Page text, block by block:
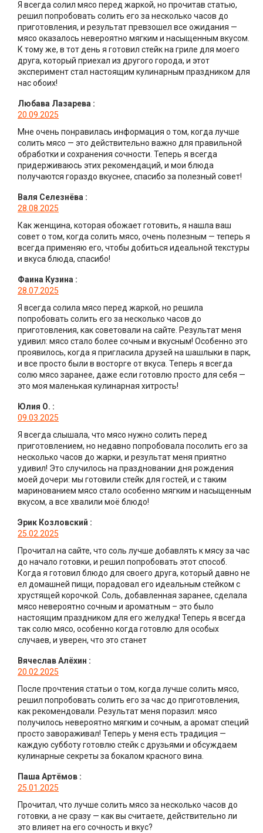
Я всегда солил мясо перед жаркой, но прочитав статью,
решил попробовать солить его за несколько часов до
приготовления, и результат превзошел все ожидания —
мясо оказалось невероятно мягким и насыщенным вкусом.
К тому же, в тот день я готовил стейк на гриле для моего
друга, который приехал из другого города, и этот
эксперимент стал настоящим кулинарным праздником для
нас обоих!
Любава Лазарева :
20.09.2025
Мне очень понравилась информация о том, когда лучше
солить мясо — это действительно важно для правильной
обработки и сохранения сочности. Теперь я всегда
придерживаюсь этих рекомендаций, и мои блюда
получаются гораздо вкуснее, спасибо за полезный совет!
Валя Селезнёва :
28.08.2025
Как женщина, которая обожает готовить, я нашла ваш
совет о том, когда солить мясо, очень полезным — теперь я
всегда применяю его, чтобы добиться идеальной текстуры
и вкуса блюда, спасибо!
Фаина Кузина :
28.07.2025
Я всегда солила мясо перед жаркой, но решила
попробовать солить его за несколько часов до
приготовления, как советовали на сайте. Результат меня
удивил: мясо стало более сочным и вкусным! Особенно это
проявилось, когда я пригласила друзей на шашлыки в парк,
и все просто были в восторге от вкуса. Теперь я всегда
солю мясо заранее, даже если готовлю просто для себя —
это моя маленькая кулинарная хитрость!
Юлия О. :
09.03.2025
Я всегда слышала, что мясо нужно солить перед
приготовлением, но недавно попробовала посолить его за
несколько часов до жарки, и результат меня приятно
удивил! Это случилось на праздновании дня рождения
моей дочери: мы готовили стейк для гостей, и с таким
маринованием мясо стало особенно мягким и насыщенным
вкусом, а все хвалили моё блюдо!
Эрик Козловский :
25.02.2025
Прочитал на сайте, что соль лучше добавлять к мясу за час
до начало готовки, и решил попробовать этот способ.
Когда я готовил блюдо для своего друга, который давно не
ел домашней пищи, порадовал его идеальным стейком с
хрустящей корочкой. Соль, добавленная заранее, сделала
мясо невероятно сочным и ароматным – это было
настоящим праздником для его желудка! Теперь я всегда
так солю мясо, особенно когда готовлю для особых
случаев, и уверен, что это станет
Вячеслав Алёхин :
20.02.2025
После прочтения статьи о том, когда лучше солить мясо,
решил попробовать солить его за час до приготовления,
как рекомендовали. Результат меня поразил: мясо
получилось невероятно мягким и сочным, а аромат специй
просто завораживал! Теперь у меня есть традиция —
каждую субботу готовлю стейк с друзьями и обсуждаем
кулинарные секреты за бокалом красного вина.
Паша Артёмов :
25.01.2025
Прочитал, что лучше солить мясо за несколько часов до
готовки, а не сразу — как вы считаете, действительно ли
это влияет на его сочность и вкус?